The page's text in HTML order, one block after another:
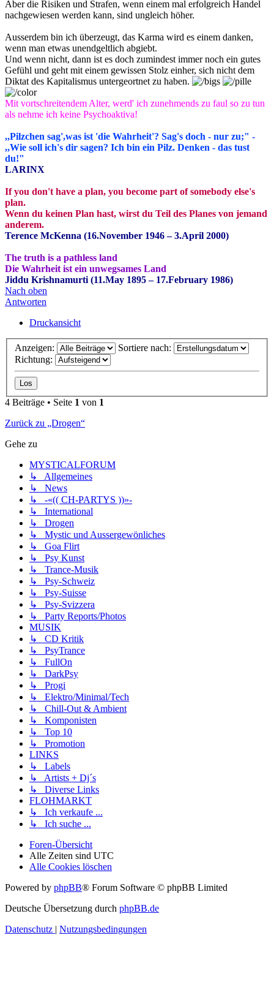
Aber die Risiken und Strafen, wenn einem mal erfolgreich Handel
nachgewiesen werden kann, sind ungleich höher.
Ausserdem bin ich überzeugt, das Karma wird es einem danken,
wenn man etwas unendgeltlich abgiebt.
Und wenn nicht, dann ist es doch zumindest immer noch ein gutes
Gefühl und geht mit einem gewissen Stolz einher, sich nicht dem
Diktat des Kapitalismus untergeortnet zu haben.
Mit vortschreitendem Alter, werd' ich zunehmends zu faul so zu tun
als nehme ich keine Psychoaktiva!
,,Pilzchen sag',was ist 'die Wahrheit'? Sag's doch - nur zu;" -
,,Wie soll ich's dir sagen? Ich bin ein Pilz. Denken - das tust
du!"
LARINX
If you don't have a plan, you become part of somebody else's
plan.
Wenn du keinen Plan hast, wirst du Teil des Planes von jemand
anderem.
Terence McKenna (16.November 1946 – 3.April 2000)
The truth is a pathless land
Die Wahrheit ist ein unwegsames Land
Jiddu Krishnamurti (11.May 1895 – 17.February 1986)
Nach oben
Antworten
Druckansicht
Anzeigen:
Sortiere nach:
Richtung:
4 Beiträge • Seite 1 von 1
Zurück zu „Drogen“
Gehe zu
MYSTICALFORUM
↳ Allgemeines
↳ News
↳ -«(( CH-PARTYS ))»-
↳ International
↳ Drogen
↳ Mystic und Aussergewönliches
↳ Goa Flirt
↳ Psy Kunst
↳ Trance-Musik
↳ Psy-Schweiz
↳ Psy-Suisse
↳ Psy-Svizzera
↳ Party Reports/Photos
MUSIK
↳ CD Kritik
↳ PsyTrance
↳ FullOn
↳ DarkPsy
↳ Progi
↳ Elektro/Minimal/Tech
↳ Chill-Out & Ambient
↳ Komponisten
↳ Top 10
↳ Promotion
LINKS
↳ Labels
↳ Artists + Dj´s
↳ Diverse Links
FLOHMARKT
↳ Ich verkaufe ...
↳ Ich suche ...
Foren-Übersicht
Alle Zeiten sind UTC
Alle Cookies löschen
Powered by phpBB® Forum Software © phpBB Limited
Deutsche Übersetzung durch phpBB.de
Datenschutz | Nutzungsbedingungen